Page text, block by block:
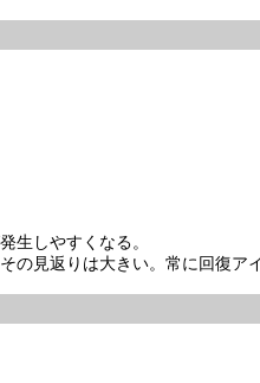
生しやすくなる。
の見返りは大きい。常に回復ア